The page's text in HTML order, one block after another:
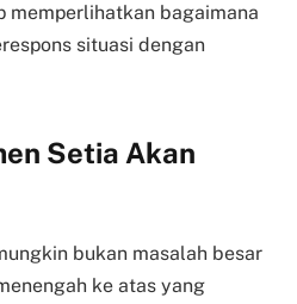
memperlihatkan bagaimana
situasi dengan
Setia Akan
bukan masalah besar
ke atas yang